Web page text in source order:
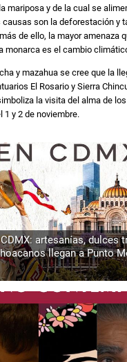
mariposa y de la cual se
causas son la deforestación y
de ello, la mayor amenaza
monarca es el cambio
y mazahua se cree que la
El Rosario y Sierra
la visita del alma de
1 y 2 de noviembre.
artesanías, dulces
llegan a Punto